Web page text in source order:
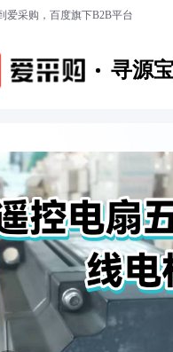
爱采购，百度旗下B2B平台
寻源